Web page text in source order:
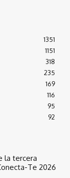
1351
1151
318
235
169
116
95
92
la tercera
Te 2026